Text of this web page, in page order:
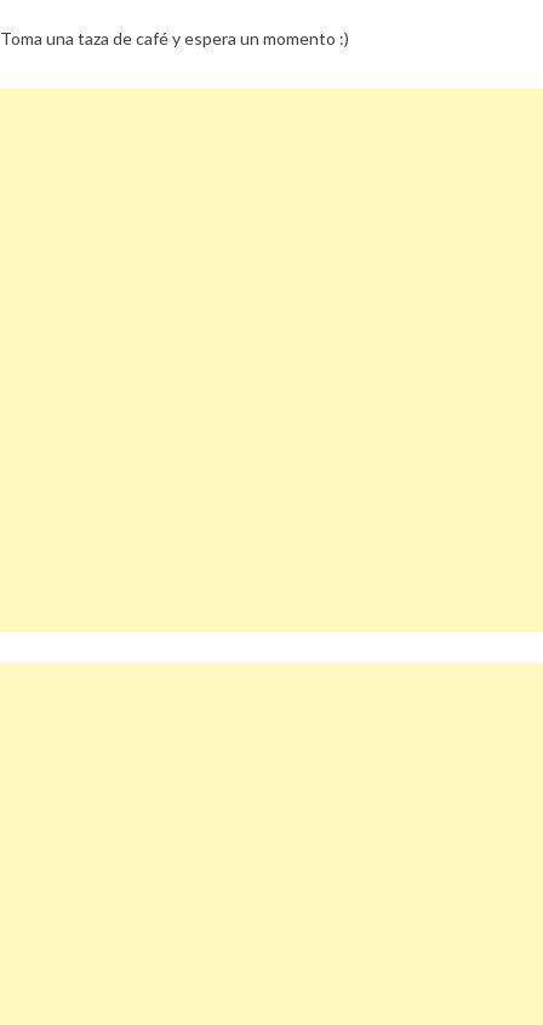
Toma una taza de café y espera un momento :)